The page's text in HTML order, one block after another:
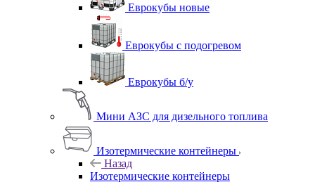
Еврокубы новые
Еврокубы с подогревом
Еврокубы б/у
Мини АЗС для дизельного топлива
Изотермические контейнеры
Назад
Изотермические контейнеры